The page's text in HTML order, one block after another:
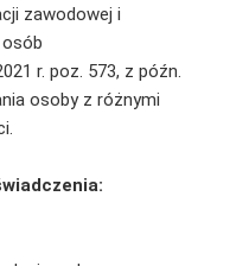
zawodowej i
r. poz. 573, z późn.
osoby z różnymi